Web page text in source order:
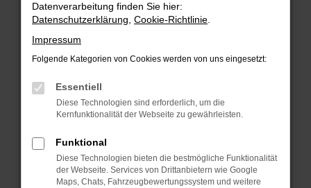
Fehler: Network Error
Beim Laden ist ein Fehler aufgetreten.
Hier sind ein paar Tipps, die dir helfen können:
Überprüfe deine Firewall und deine
Internetverbindung.
deine Suchmaschine?
Prüfe deine Browsererweiterungen.
Manche Erweiterungen, wie Werbeblocker,
Datenverarbeitung finden Sie hier:
Datenschutzerklärung Cookie-Richtlinie
Impressum
Folgende Kategorien von Cookies werden von uns eingesetzt:
Essentiell
Diese Technologien sind erforderlich, um die
Kernfunktionalität der Webseite zu gewährleisten.
Funktional
Diese Technologien bieten die bestmögliche Funktionalität
der Webseite. Services von Drittanbietern wie Google
Maps, Chats, Fahrzeugbewertungssystem und weitere